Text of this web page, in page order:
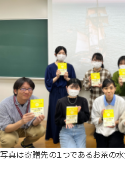
写真は寄贈先の１つであるお茶の